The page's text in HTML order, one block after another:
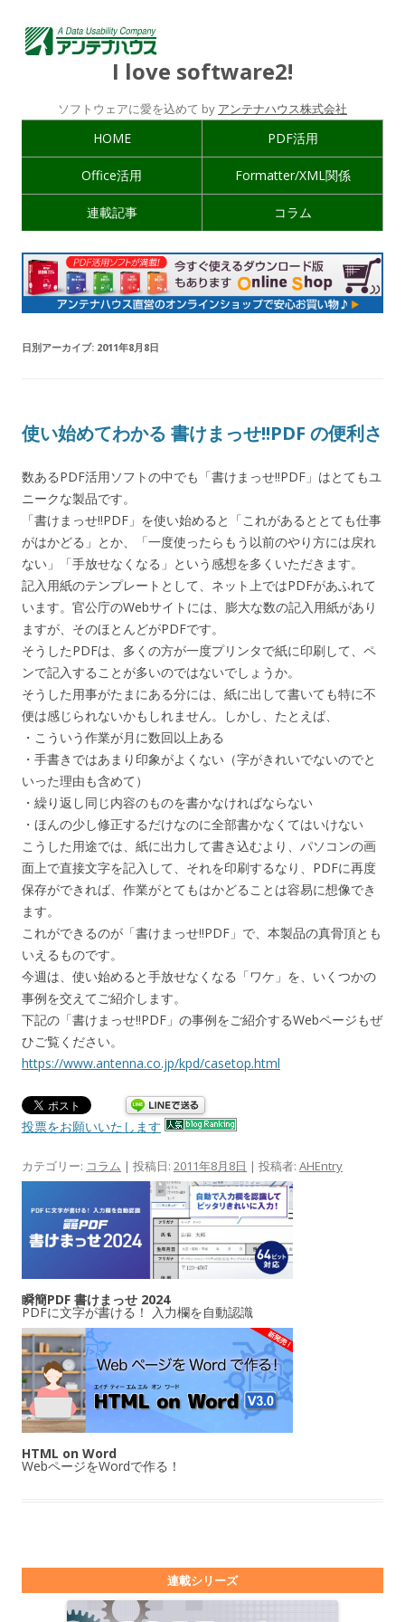
I love software2!
ソフトウェアに愛を込めて by アンテナハウス株式会社
HOME PDF活用
Office活用 Formatter/XML関係
連載記事 コラム
日別アーカイブ: 2011年8月8日
使い始めてわかる 書けまっせ!!PDF の便利さ
数あるPDF活用ソフトの中でも「書けまっせ!!PDF」はとてもユ
ニークな製品です。
「書けまっせ!!PDF」を使い始めると「これがあるととても仕事
がはかどる」とか、「一度使ったらもう以前のやり方には戻れ
ない」「手放せなくなる」という感想を多くいただきます。
記入用紙のテンプレートとして、ネット上ではPDFがあふれて
います。官公庁のWebサイトには、膨大な数の記入用紙があり
ますが、そのほとんどがPDFです。
そうしたPDFは、多くの方が一度プリンタで紙に印刷して、ペ
ンで記入することが多いのではないでしょうか。
そうした用事がたまにある分には、紙に出して書いても特に不
便は感じられないかもしれません。しかし、たとえば、
・こういう作業が月に数回以上ある
・手書きではあまり印象がよくない（字がきれいでないのでと
いった理由も含めて）
・繰り返し同じ内容のものを書かなければならない
・ほんの少し修正するだけなのに全部書かなくてはいけない
こうした用途では、紙に出力して書き込むより、パソコンの画
面上で直接文字を記入して、それを印刷するなり、PDFに再度
保存ができれば、作業がとてもはかどることは容易に想像でき
ます。
これができるのが「書けまっせ!!PDF」で、本製品の真骨頂とも
いえるものです。
今週は、使い始めると手放せなくなる「ワケ」を、いくつかの
事例を交えてご紹介します。
下記の「書けまっせ!!PDF」の事例をご紹介するWebページもぜ
ひご覧ください。
https://www.antenna.co.jp/kpd/casetop.html
投票をお願いいたします
カテゴリー: コラム | 投稿日: 2011年8月8日 | 投稿者: AHEntry
瞬簡PDF 書けまっせ 2024
PDFに文字が書ける！ 入力欄を自動認識
HTML on Word
WebページをWordで作る！
連載シリーズ